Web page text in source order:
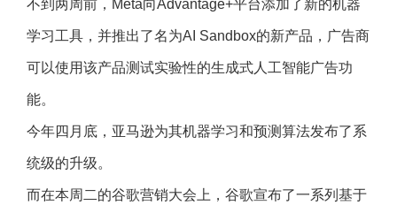
不到两周前，Meta向Advantage+平台添加了新的机器
学习工具，并推出了名为AI Sandbox的新产品，广告商
可以使用该产品测试实验性的生成式人工智能广告功
能。
今年四月底，亚马逊为其机器学习和预测算法发布了系
统级的升级。
而在本周二的谷歌营销大会上，谷歌宣布了一系列基于